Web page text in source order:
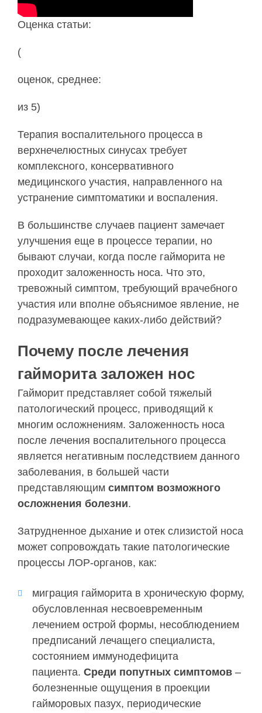
Оценка статьи:
(
оценок, среднее:
из 5)
Терапия воспалительного процесса в
верхнечелюстных синусах требует
комплексного, консервативного
медицинского участия, направленного на
устранение симптоматики и воспаления.
В большинстве случаев пациент замечает
улучшения еще в процессе терапии, но
бывают случаи, когда после гайморита не
проходит заложенность носа. Что это,
тревожный симптом, требующий врачебного
участия или вполне объяснимое явление, не
подразумевающее каких-либо действий?
Почему после лечения
гайморита заложен нос
Гайморит представляет собой тяжелый
патологический процесс, приводящий к
многим осложнениям. Заложенность носа
после лечения воспалительного процесса
является негативным последствием данного
заболевания, в большей части
представляющим симптом возможного
осложнения болезни.
Затрудненное дыхание и отек слизистой носа
может сопровождать такие патологические
процессы ЛОР-органов, как:
миграция гайморита в хроническую форму,
обусловленная несвоевременным
лечением острой формы, несоблюдением
предписаний лечащего специалиста,
состоянием иммунодефицита
пациента. Среди попутных симптомов –
болезненные ощущения в проекции
гайморовых пазух, периодические